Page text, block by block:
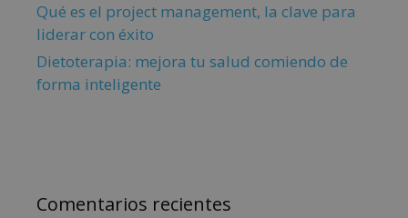
Qué es el project management, la clave para
liderar con éxito
Dietoterapia: mejora tu salud comiendo de
forma inteligente
Comentarios recientes